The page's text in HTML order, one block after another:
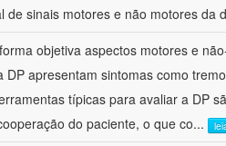
de sinais motores e não motores da
objetiva aspectos motores e
apresentam sintomas como
típicas para avaliar a DP
do paciente, o que co...